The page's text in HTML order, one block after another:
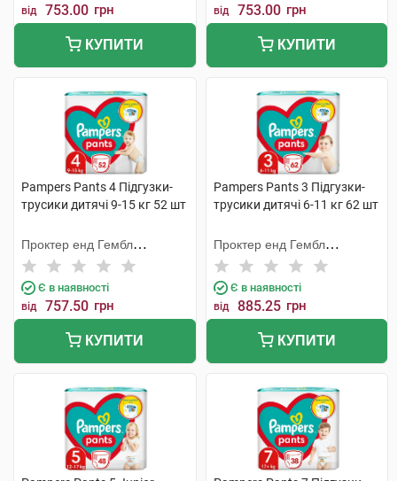
від 753.00 грн
КУПИТИ
від 753.00 грн
КУПИТИ
Pampers Pants 4 Підгузки-
трусики дитячі 9-15 кг 52 шт
Проктер енд Гембл
Мануфекчурінг
Є в наявності
від 757.50 грн
КУПИТИ
Pampers Pants 3 Підгузки-
трусики дитячі 6-11 кг 62 шт
Проктер енд Гембл
Мануфекчурінг
Є в наявності
від 885.25 грн
КУПИТИ